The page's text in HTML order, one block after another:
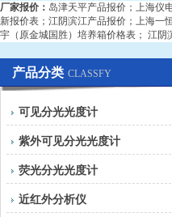
厂家报价： 岛津天平产品报价 ； 上海仪
新报价表 ； 江阴滨江产品报价 ； 上海一
宇（原金城国胜）培养箱价格表 ； 江阴
产品分类 CLASSFY
可见分光光度计
紫外可见分光光度计
荧光分光光度计
近红外分析仪